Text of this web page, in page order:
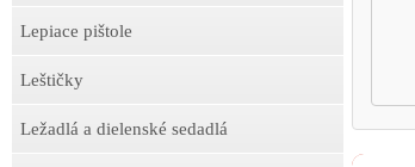
Lepiace pištole
Leštičky
Ležadlá a dielenské sedadlá